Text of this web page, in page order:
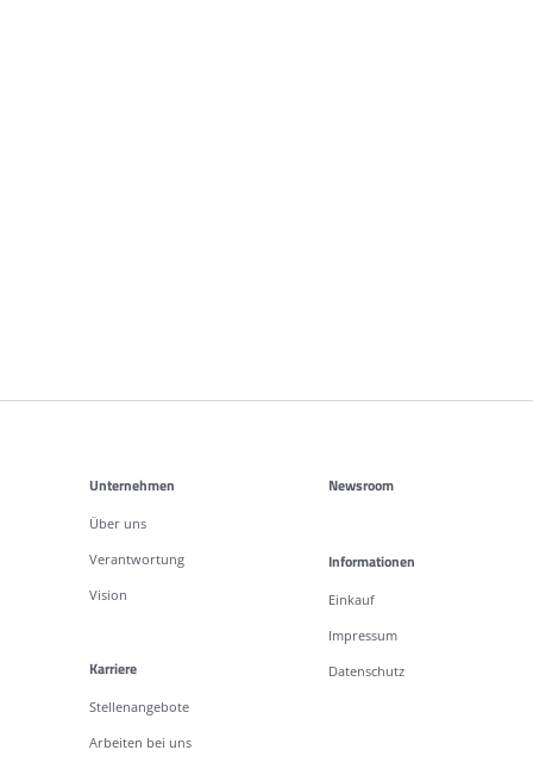
Unternehmen
Über uns
Verantwortung
Vision
Karriere
Stellenangebote
Arbeiten bei uns
Newsroom
Informationen
Einkauf
Impressum
Datenschutz